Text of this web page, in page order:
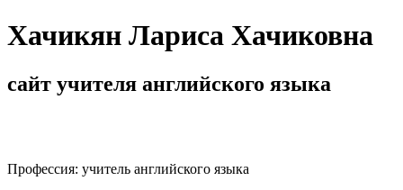
Хачикян Лариса Хачиковна
сайт учителя английского языка
Профессия: учитель английского языка